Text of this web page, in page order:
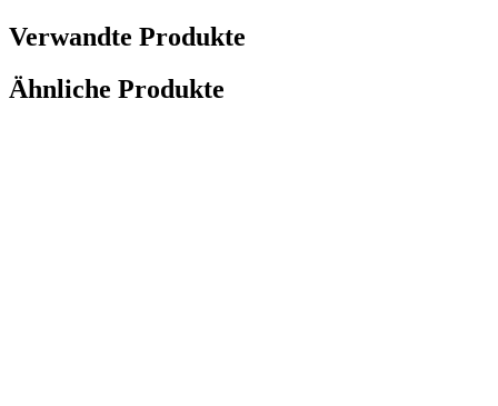
Verwandte Produkte
Ähnliche Produkte